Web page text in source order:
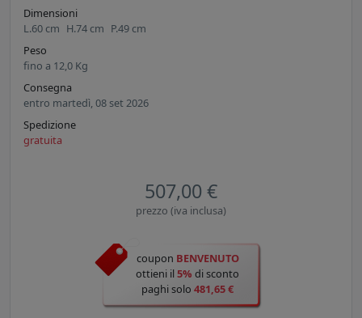
Dimensioni
L.60 cm H.74 cm P.49 cm
Peso
fino a 12,0 Kg
Consegna
entro martedì, 08 set 2026
Spedizione
gratuita
507,00 €
prezzo (iva inclusa)
coupon BENVENUTO
ottieni il5% di sconto
paghi solo 481,65 €